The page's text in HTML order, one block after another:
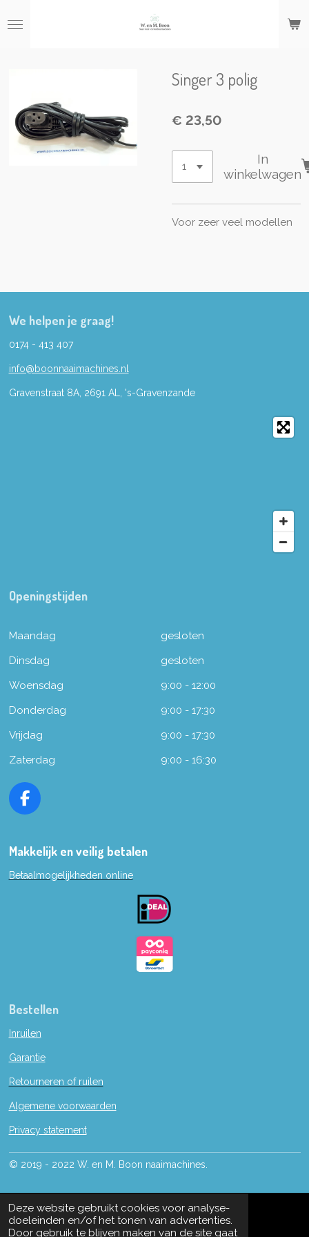
Deze website gebruikt cookies voor analyse-
doeleinden en/of het tonen van advertenties.
Door gebruik te blijven maken van de site gaat
direct
Singer 3 polig
€ 23,50
In
winkelwagen
Voor zeer veel modellen
We helpen je graag!
0174 - 413 407
info@boonnaaimachines.nl
Gravenstraat 8A, 2691 AL, 's-Gravenzande
Openingstijden
Maandag
gesloten
Dinsdag
gesloten
Woensdag
9:00 - 12:00
Donderdag
9:00 - 17:30
Vrijdag
9:00 - 17:30
Zaterdag
9:00 - 16:30
F
e
o
Makkelijk en veilig betalen
Betaalmogelijkheden online
Bestellen
Inruilen
Garantie
Retourneren of ruilen
Algemene voorwaarden
Privacy statement
© 2019 - 2022 W. en M. Boon naaimachines.